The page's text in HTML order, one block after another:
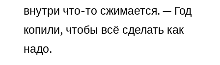
внутри что-то сжимается. — Год
копили, чтобы всё сделать как
надо.